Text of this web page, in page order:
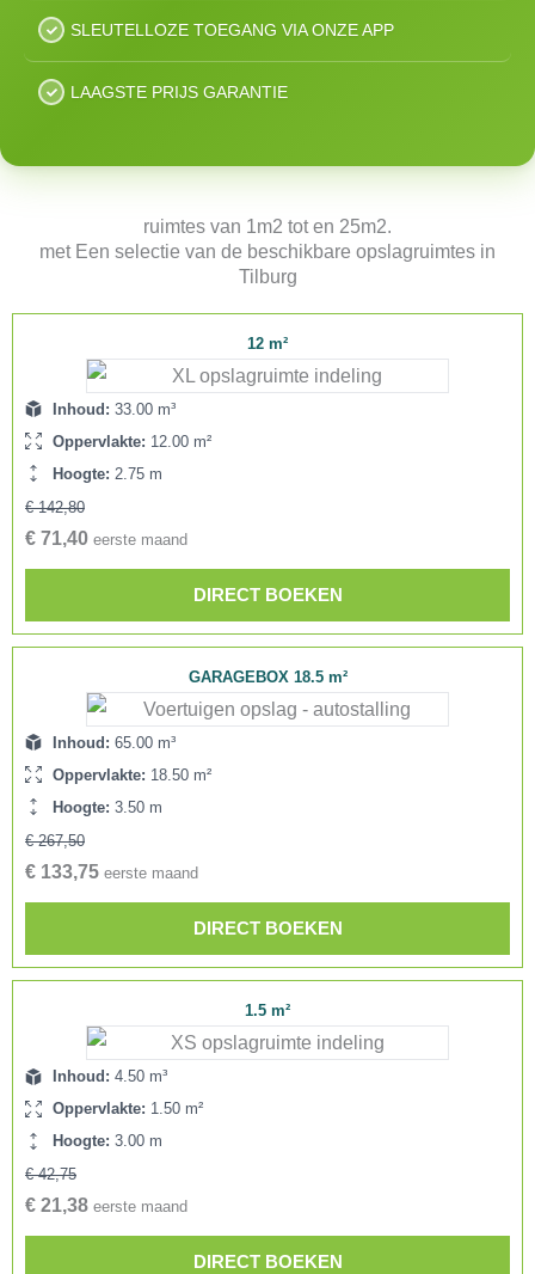
SLEUTELLOZE TOEGANG VIA ONZE APP
LAAGSTE PRIJS GARANTIE
ruimtes van 1m2 tot en 25m2.
met Een selectie van de beschikbare opslagruimtes in
Tilburg
12 m²
Inhoud: 33.00 m³
Oppervlakte: 12.00 m²
Hoogte: 2.75 m
€ 142,80
€ 71,40 eerste maand
DIRECT BOEKEN
GARAGEBOX 18.5 m²
Inhoud: 65.00 m³
Oppervlakte: 18.50 m²
Hoogte: 3.50 m
€ 267,50
€ 133,75 eerste maand
DIRECT BOEKEN
1.5 m²
Inhoud: 4.50 m³
Oppervlakte: 1.50 m²
Hoogte: 3.00 m
€ 42,75
€ 21,38 eerste maand
DIRECT BOEKEN